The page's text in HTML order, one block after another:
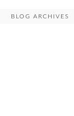
BLOG ARCHIVES